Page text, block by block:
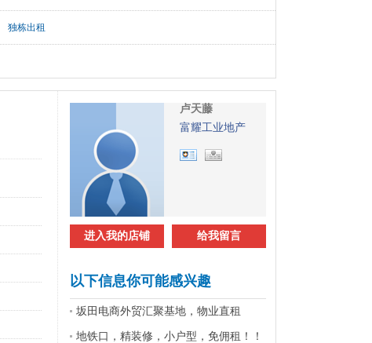
独栋出租
卢天藤
富耀工业地产
进入我的店铺 给我留言
以下信息你可能感兴趣
坂田电商外贸汇聚基地，物业直租
地铁口，精装修，小户型，免佣租！！